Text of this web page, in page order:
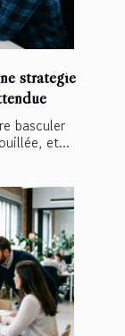
stratégie
basculer
et...